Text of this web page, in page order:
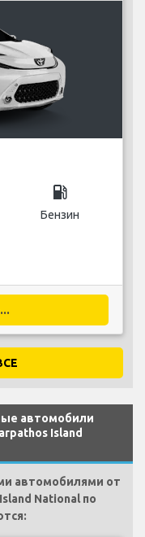
local_gas_station
Бензин
автомобили
Island
автомобилями от
National по